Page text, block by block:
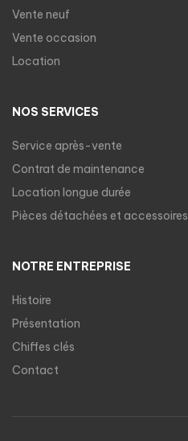
Vente neuf
Vente occasion
Location
NOS SERVICES
Service après-vente
Contrat de maintenance
Location longue durée
Pièces détachées et accessoires
NOTRE ENTREPRISE
Histoire
Présentation
Chiffes clés
Contact